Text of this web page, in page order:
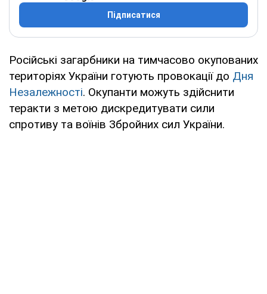
Підписатися
Російські загарбники на тимчасово окупованих
територіях України готують провокації до Дня
Незалежності. Окупанти можуть здійснити
теракти з метою дискредитувати сили
спротиву та воїнів Збройних сил України.